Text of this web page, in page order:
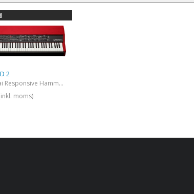
2
88-note Kawai Responsive Hammer keybed with Triple Sensors
moms)